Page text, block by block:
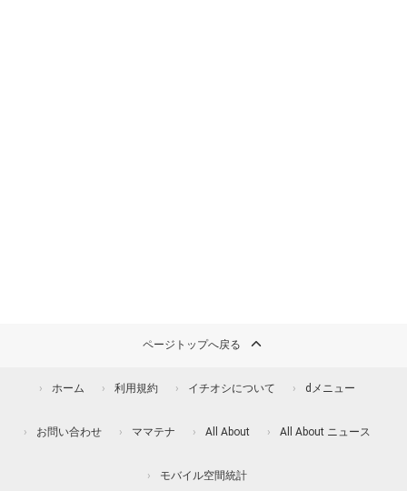
ページトップへ戻る
ホーム 利用規約 イチオシについて dメニュー
お問い合わせ ママテナ All About All About ニュース
モバイル空間統計